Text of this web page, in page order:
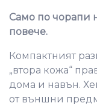
Само по чорапи
повече.
Компактният
„втора кожа“
дома и навън.
от външни